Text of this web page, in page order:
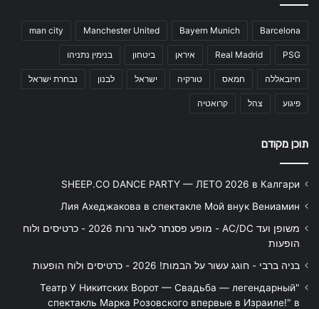
Barcelona
Bayern Munich
Manchester United
man city
PSG
Real Madrid איראן ביטחון בנימין נתניהו
חיזבאללה חמאס טורקיה ישראל לבנון נבחרת ישראל
פיגוע צהל קרואטיה
תוכן מקודם
SHEEP.CO DANCE PARTY — ЛЕТО 2026 в Калгари
Лия Ахеджакова в спектакле Мой внук Вениамин
משופן ועד AC/DC - מופע פסנתר לאור נרות 2026 - כרטיסים ולוח
הופעות
בניה ברבי - חוגג עשור על הבמות! 2026 - כרטיסים ולוח הופעות
"Театр У Никитских Ворот — Свадьба — легендарный
спектакль Марка Розовского впервые в Израиле!" в